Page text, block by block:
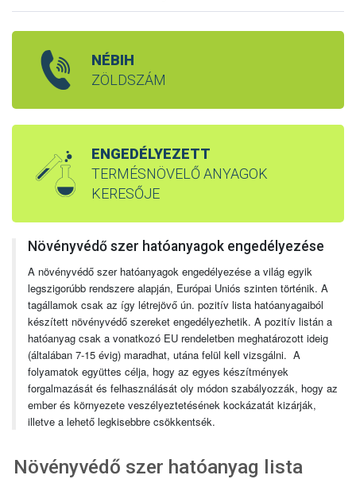
NÉBIH
ZÖLDSZÁM
ENGEDÉLYEZETT
TERMÉSNÖVELŐ ANYAGOK
KERESŐJE
Növényvédő szer hatóanyagok engedélyezése
A növényvédő szer hatóanyagok engedélyezése a világ egyik
legszigorúbb rendszere alapján, Európai Uniós szinten történik. A
tagállamok csak az így létrejövő ún. pozitív lista hatóanyagaiból
készített növényvédő szereket engedélyezhetik. A pozitív listán a
hatóanyag csak a vonatkozó EU rendeletben meghatározott ideig
(általában 7-15 évig) maradhat, utána felül kell vizsgálni. A
folyamatok együttes célja, hogy az egyes készítmények
forgalmazását és felhasználását oly módon szabályozzák, hogy az
ember és környezete veszélyeztetésének kockázatát kizárják,
illetve a lehető legkisebbre csökkentsék.
Növényvédő szer hatóanyag lista